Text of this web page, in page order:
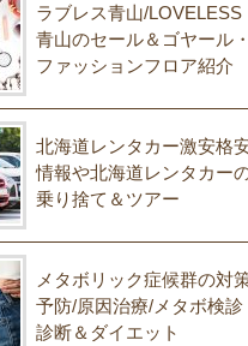
ラブレス青山/LOVELESS
青山のセール＆ゴヤール・
ファッションフロア紹介
北海道レンタカー激安格
情報や北海道レンタカー
乗り捨て＆ツアー
メタボリック症候群の対
予防/原因治療/メタボ検診
診断＆ダイエット